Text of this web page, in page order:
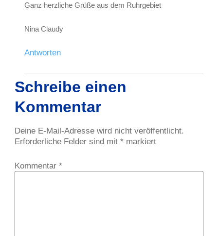
Ganz herzliche Grüße aus dem Ruhrgebiet
Nina Claudy
Antworten
Schreibe einen
Kommentar
Deine E-Mail-Adresse wird nicht veröffentlicht.
Erforderliche Felder sind mit * markiert
Kommentar *